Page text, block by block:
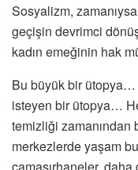
Sosyalizm,
geçişin devrimci
kadın emeğinin hak
Bu büyük bir
isteyen bir ütopya…
temizliği zamanından
merkezlerde yaşam
çamaşırhaneler, daha